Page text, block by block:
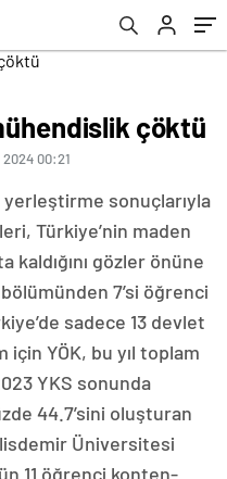
çöktü
2024 00:21
yerleştirme sonuçlarıyla
Türkiye’nin maden
kaldığını gözler önüne
7’si öğrenci
sadece 13 devlet
YÖK, bu yıl toplam
YKS sonunda
44.7’sini oluşturan
Üniversitesi
11 öğrenci konten-